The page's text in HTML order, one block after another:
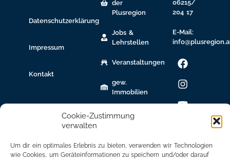
Cookie-Zustimmung
verwalten
Um dir ein optimales Erlebnis zu bieten, verwenden wir Technologien
wie Cookies, um Geräteinformationen zu speichern und/oder darauf
Datenschutzerklärung
Impressum
Kontakt
der
Plusregion
Jobs &
Lehrstellen
Veranstaltungen
gew.
Immobilien
Anmeldung
06215/
204 17
E-Mail: